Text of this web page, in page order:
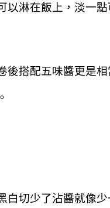
淋在飯上，淡一
搭配五味醬更是相
切少了沾醬就像少